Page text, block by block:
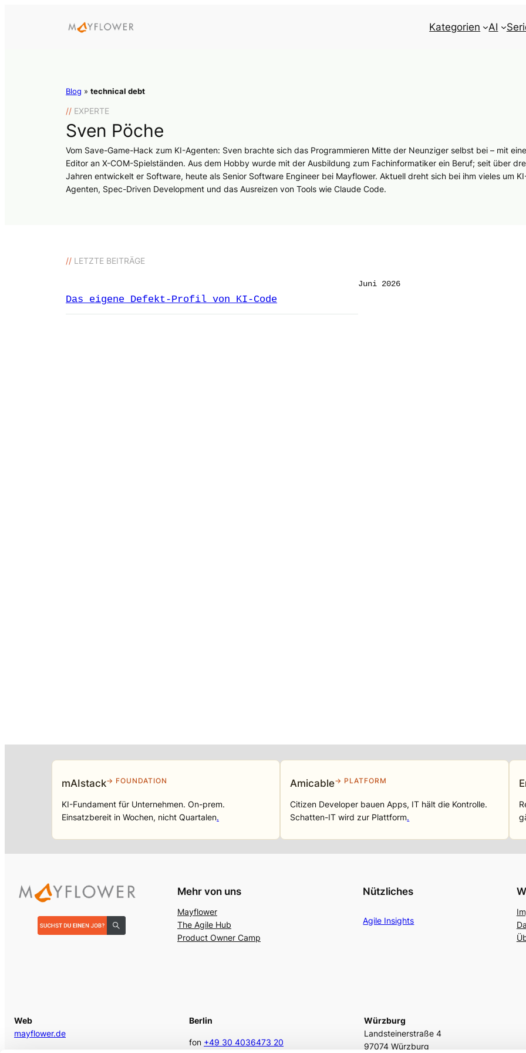
Kategorien AI
Blog » technical debt
// EXPERTE
Sven Pöche
Vom Save-Game-Hack zum KI-Agenten: Sven brachte sich das Programmieren Mitte der Neunziger selbst bei – mit
Editor an X-COM-Spielständen. Aus dem Hobby wurde mit der Ausbildung zum Fachinformatiker ein Beruf; seit über
Jahren entwickelt er Software, heute als Senior Software Engineer bei Mayflower. Aktuell dreht sich bei ihm vieles um
Agenten, Spec-Driven Development und das Ausreizen von Tools wie Claude Code.
// LETZTE BEITRÄGE
Das eigene Defekt-Profil von KI-Code
Juni 2026
mAIstack→ FOUNDATION
KI-Fundament für Unternehmen. On-prem.
Einsatzbereit in Wochen, nicht Quartalen.
Amicable→ PLATFORM
Citizen Developer bauen Apps, IT hält die Kontrolle.
Schatten-IT wird zur Plattform.
Mehr von uns
Mayflower
The Agile Hub
Product Owner Camp
Nützliches
Agile Insights
Web
mayflower.de
Berlin
fon +49 30 4036473 20
Würzburg
Landsteinerstraße 4
97074 Würzburg